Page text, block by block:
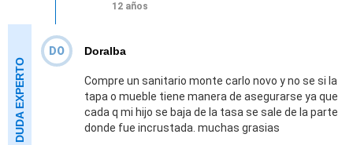
12 años
DO Doralba
Compre un sanitario monte carlo novo y no se si la
tapa o mueble tiene manera de asegurarse ya que
cada q mi hijo se baja de la tasa se sale de la parte
donde fue incrustada. muchas grasias